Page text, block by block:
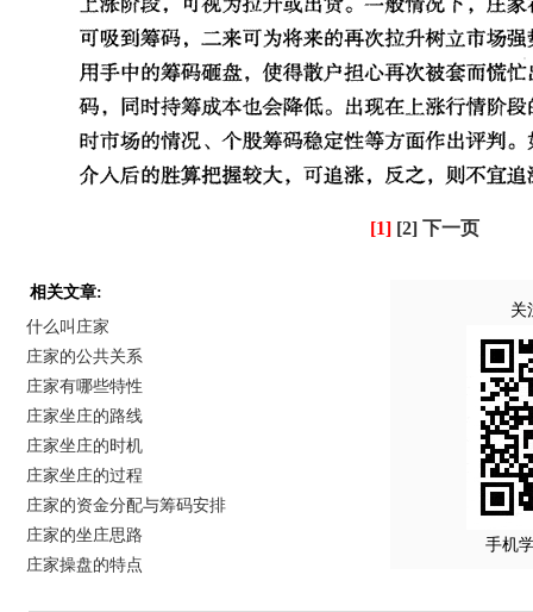
[1] [2] 下一页
相关文章:
什么叫庄家
庄家的公共关系
庄家有哪些特性
庄家坐庄的路线
庄家坐庄的时机
庄家坐庄的过程
庄家的资金分配与筹码安排
庄家的坐庄思路
庄家操盘的特点
关
手机